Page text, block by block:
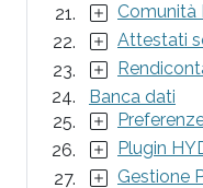
Comunità
Attestati
Banca dati
Plugin
Gestione